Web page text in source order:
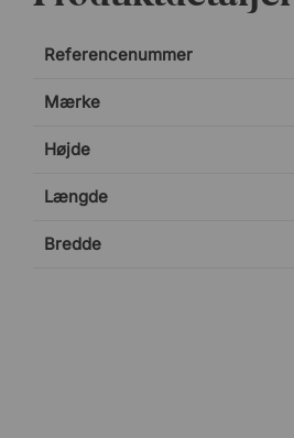
Referencenummer
Mærke
Højde
Længde
Bredde